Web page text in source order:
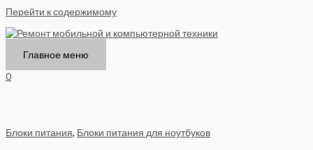
Перейти к содержимому
Главное меню
0
Блоки питания, Блоки питания для ноутбуков